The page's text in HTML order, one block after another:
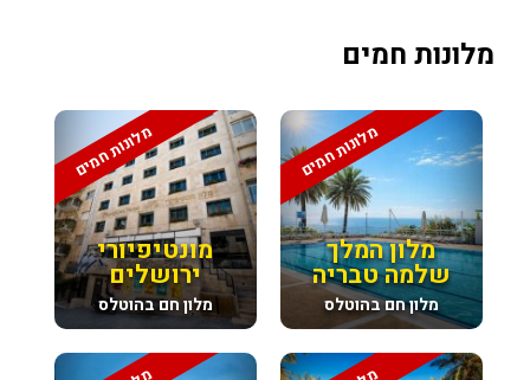
מלונות חמים
מלונות חמים
מונטיפיורי
ירושלים
מלון חם בהוטלס
מלונות חמים
מלון המלך
שלמה טבריה
מלון חם בהוטלס